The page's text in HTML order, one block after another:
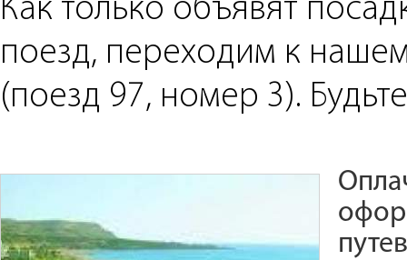
Как только объявят
поезд, переходим к
(поезд 97, номер 3).